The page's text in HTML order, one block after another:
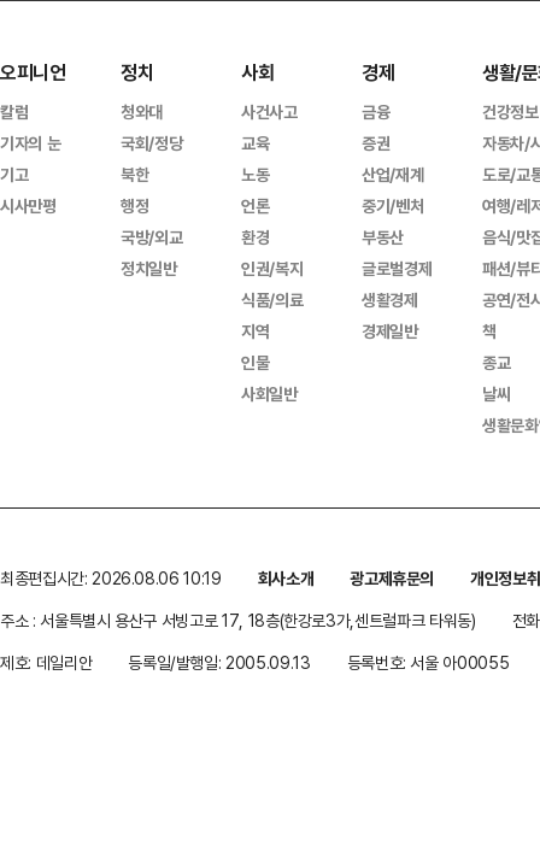
오피니언
칼럼
기자의 눈
기고
시사만평
정치
청와대
국회/정당
북한
행정
국방/외교
정치일반
사회
사건사고
교육
노동
언론
환경
인권/복지
식품/의료
지역
인물
사회일반
경제
금융
증권
산업/재계
중기/벤처
부동산
글로벌경제
생활경제
경제일반
생활/
건강정보
자동차/
도로/교
여행/레
음식/맛
패션/뷰
공연/전
책
종교
날씨
생활문
최종편집시간: 2026.08.06 10:19 회사소개 광고제휴문의
개인정보
주소 : 서울특별시 용산구 서빙고로 17, 18층(한강로3가,센트럴파크 타워동)
전
제호: 데일리안
등록일/발행일: 2005.09.13 등록번호: 서울 아00055